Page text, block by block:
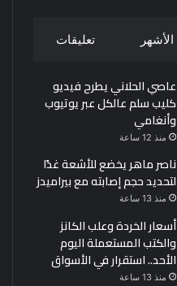
الأشهر تعليقات
عاصي الحلاني يطرح فيديو
كليب سلم عالكل عبر يوتيوب
وأنغامي
منذ 12 ساعة
ناصر ماهر يخضع للأشعة غدًا
لتحديد حجم إصابته مع بيراميدز
منذ 13 ساعة
أسعار الخردة وعلب الكانز
والكتب المستعملة اليوم
الأحد.. استقرار في الأسواق
منذ 13 ساعة